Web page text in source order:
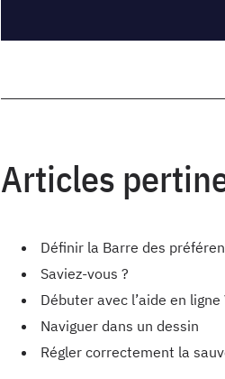
Articles
Définir la Barre des
Saviez-vous ?
Débuter avec l’aide en
Naviguer dans un dessin
Régler correctement la